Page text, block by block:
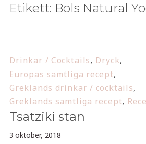
Etikett: Bols Natural
Drinkar / Cocktails, Dryck,
Europas samtliga recept,
Greklands drinkar / cocktails,
Greklands samtliga recept,
Tsatziki stan
3 oktober, 2018